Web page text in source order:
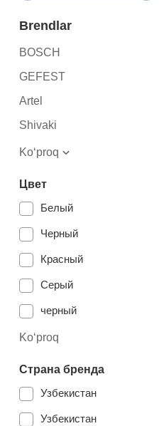
Brendlar
BOSCH
GEFEST
Artel
Shivaki
Ko‘proq
Цвет
Белый
Черный
Красный
Серый
черный
белый
коричневый
матовый черный
Ko‘proq
Страна бренда
Узбекистан
Узбекистан